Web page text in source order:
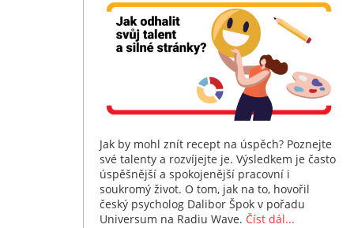
Jak by mohl znít recept na úspěch? Poznejte
své talenty a rozvíjejte je. Výsledkem je často
úspěšnější a spokojenější pracovní i
soukromý život. O tom, jak na to, hovořil
český psycholog Dalibor Špok v pořadu
Universum na Radiu Wave. Číst dál...